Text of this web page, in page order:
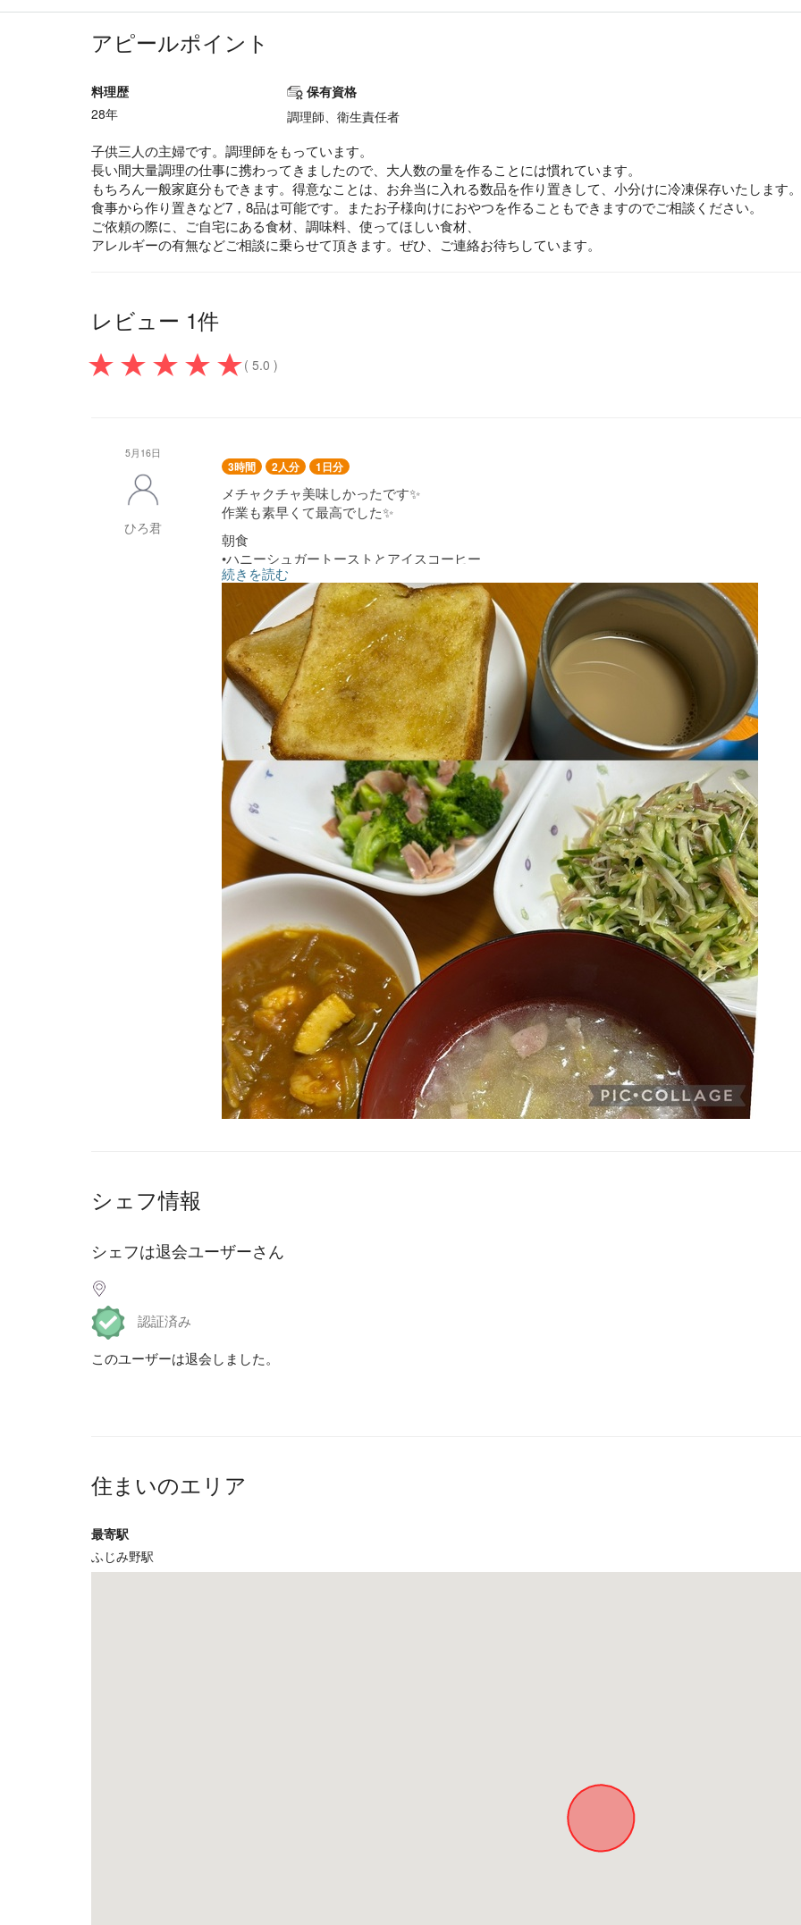
アピールポイント
料理歴
28年
保有資格
調理師、衛生責任者
子供三人の主婦です。調理師をもっています。
長い間大量調理の仕事に携わってきましたので、大人数の量を作ることには慣れています。
もちろん一般家庭分もできます。得意なことは、お弁当に入れる数品を作り置きして、小分けに冷凍保存いたします。
食事から作り置きなど7，8品は可能です。またお子様向けにおやつを作ることもできますのでご相談ください。
ご依頼の際に、ご自宅にある食材、調味料、使ってほしい食材、
アレルギーの有無などご相談に乗らせて頂きます。ぜひ、ご連絡お待ちしています。
レビュー 1件
( 5.0 )
5月16日
ひろ君
3時間 2人分 1日分
メチャクチャ美味しかったです✨
作業も素早くて最高でした✨
朝食
•ハニーシュガートーストとアイスコーヒー
昼食
•大葉とミョウガときゅうりのナムル
•ブロッコリーのガーリック炒め
•白菜のコンソメスープ
•シーフードカレー
•昼食に合わせて白米のセットのみ
続きを読む
シェフ情報
シェフは退会ユーザーさん
認証済み
このユーザーは退会しました。
住まいのエリア
最寄駅
ふじみ野駅